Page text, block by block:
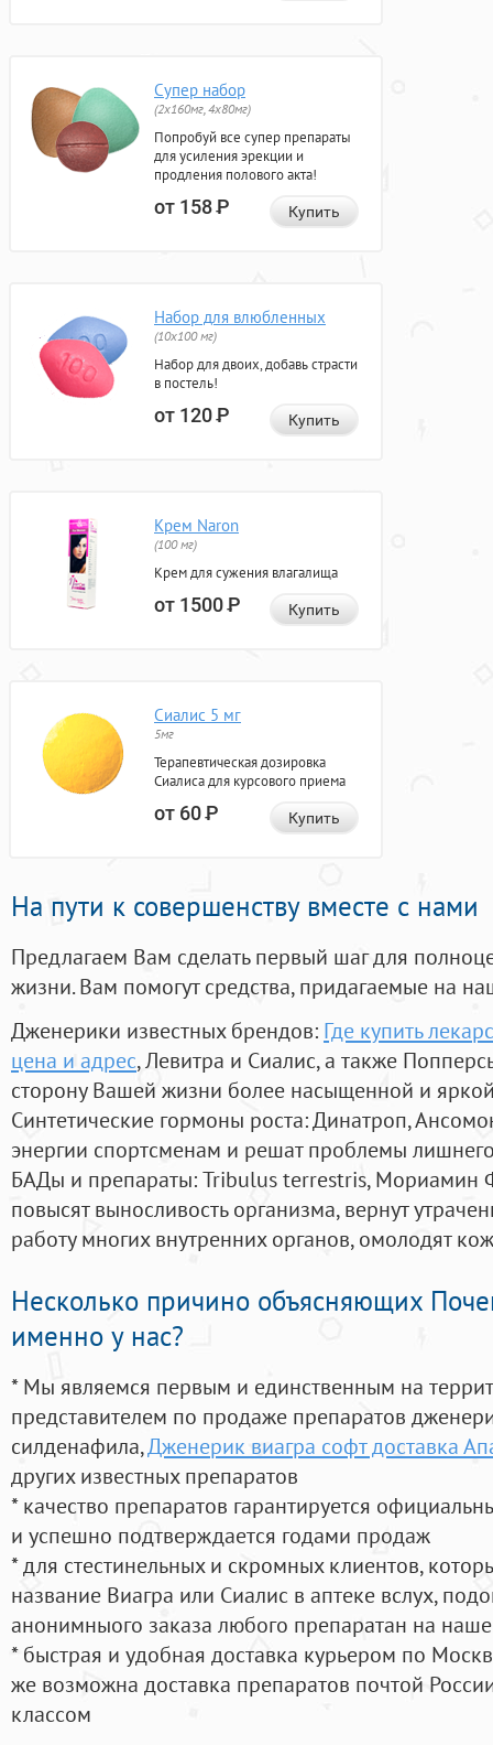
Супер набор
(2х160мг, 4х80мг)
Попробуй все супер препараты
для усиления эрекции и
продления полового акта!
от 158Р Купить
Набор для влюбленных
(10х100 мг)
Набор для двоих, добавь страсти
в постель!
от 120Р Купить
Крем Naron
(100 мг)
Крем для сужения влагалища
от 1500Р Купить
Сиалис 5 мг
5мг
Терапевтическая дозировка
Сиалиса для курсового приема
от 60Р Купить
На пути к совершенству вместе с нами
Предлагаем Вам сделать первый шаг для
жизни. Вам помогут средства, придагаемые на
Дженерики известных брендов: Где купить
цена и адрес, Левитра и Сиалис, а также
сторону Вашей жизни более насыщенной и
Синтетические гормоны роста: Динатроп,
энергии спортсменам и решат проблемы
БАДы и препараты:Tribulus terrestris, Мориамин
повысят выносливость организма, вернут
работу многих внутренних органов, омолодят
Несколько причино объясняющих
именно у нас?
* Мы являемся первым и единственным на
представителем по продаже препаратов
силденафила,Дженерик виагра софт доставка
других известных препаратов
* качество препаратов гарантируется
и успешно подтверждается годами продаж
* для стестинельных и скромных клиентов,
название Виагра или Сиалис в аптеке вслух,
анонимныого заказа любого препаратан на
* быстрая и удобная доставка курьером по
же возможна доставка препаратов почтой
классом